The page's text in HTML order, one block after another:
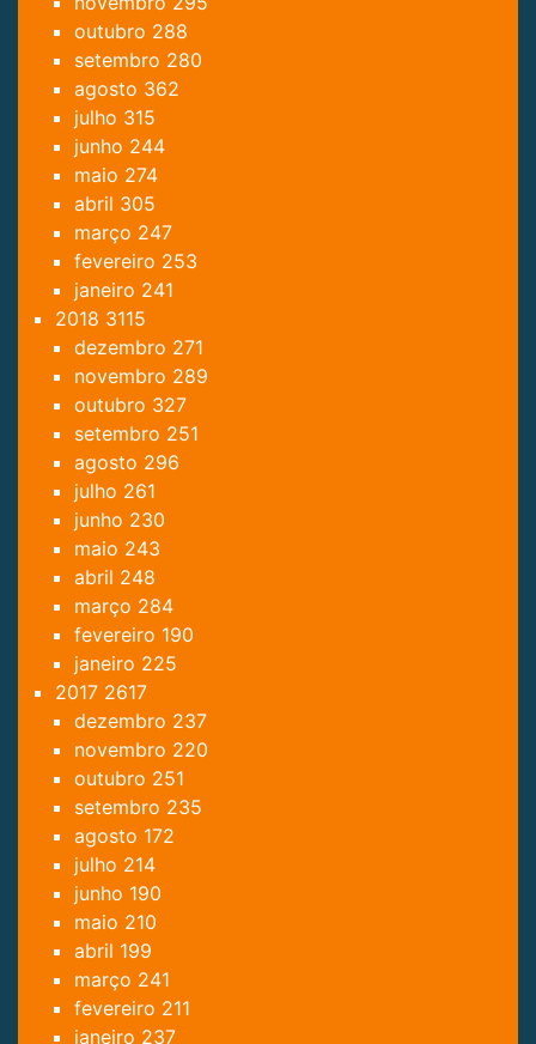
outubro 288
setembro 280
agosto 362
julho 315
junho 244
maio 274
abril 305
março 247
fevereiro 253
janeiro 241
2018 3115
dezembro 271
novembro 289
outubro 327
setembro 251
agosto 296
julho 261
junho 230
maio 243
abril 248
março 284
fevereiro 190
janeiro 225
2017 2617
dezembro 237
novembro 220
outubro 251
setembro 235
agosto 172
julho 214
junho 190
maio 210
abril 199
março 241
fevereiro 211
janeiro 237